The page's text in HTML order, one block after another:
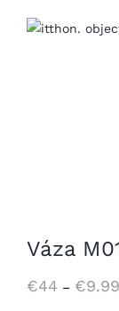
Váza
€44 – €